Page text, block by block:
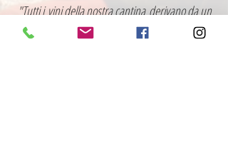
"Tutti i vini della nostra cantina derivano da un
lungo percorso di ricerca, iniziato nel 1995 con
l'apertura di Ombre Rosse, che prosegue tutt'oggi.